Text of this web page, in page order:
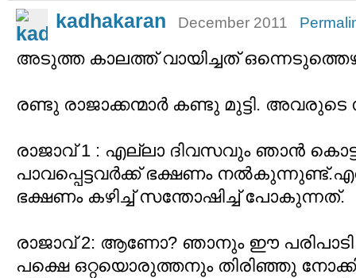
kadhakaran December 2011
അടുത്ത കാലത്ത് വായിച്ചത്
രണ്ടു രാജാക്കന്മാര്‍ കണ്ടു മുട്ടി.
രാജാവ് 1 : എല്ലാ ദിവസവും ഞാന്‍
പാവപ്പെട്ടവര്‍ക്ക് ഭക്ഷണം
ഭക്ഷണം കഴിച്ച് സന്തോഷിച്ച് പോകുന്നത്.
രാജാവ് 2: ആണോ? ഞാനും ഈ പരിപാടി
പക്ഷെ ഒറ്റയൊരുത്തനും തിരിഞ്ഞു